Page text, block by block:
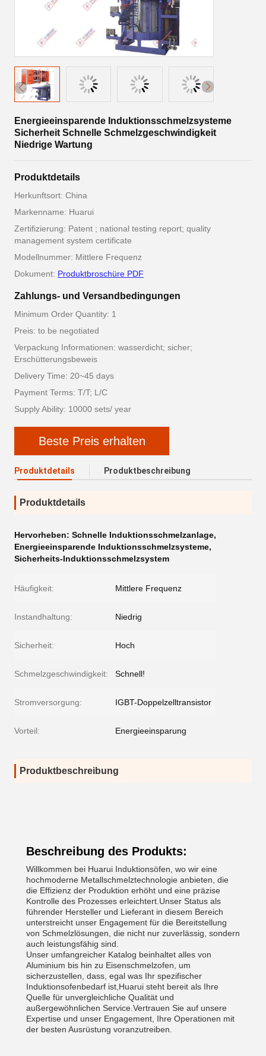
Energieeinsparende Induktionsschmelzsysteme
Sicherheit Schnelle Schmelzgeschwindigkeit
Niedrige Wartung
Produktdetails
Herkunftsort: China
Markenname: Huarui
Zertifizierung: Patent ; national testing report; quality
management system certificate
Modellnummer: Mittlere Frequenz
Dokument: Produktbroschüre PDF
Zahlungs- und Versandbedingungen
Minimum Order Quantity: 1
Preis: to be negotiated
Verpackung Informationen: wasserdicht; sicher;
Erschütterungsbeweis
Delivery Time: 20~45 days
Payment Terms: T/T; L/C
Supply Ability: 10000 sets/ year
Beste Preis erhalten
Produktdetails Produktbeschreibung
Produktdetails
Hervorheben: Schnelle Induktionsschmelzanlage,
Energieeinsparende Induktionsschmelzsysteme,
Sicherheits-Induktionsschmelzsystem
Häufigkeit: Mittlere Frequenz
Instandhaltung: Niedrig
Sicherheit: Hoch
Schmelzgeschwindigkeit: Schnell!
Stromversorgung: IGBT-Doppelzelltransistor
Vorteil: Energieeinsparung
Produktbeschreibung
Beschreibung des Produkts:
Willkommen bei Huarui Induktionsöfen, wo wir eine
hochmoderne Metallschmelztechnologie anbieten, die
die Effizienz der Produktion erhöht und eine präzise
Kontrolle des Prozesses erleichtert.Unser Status als
führender Hersteller und Lieferant in diesem Bereich
unterstreicht unser Engagement für die Bereitstellung
von Schmelzlösungen, die nicht nur zuverlässig, sondern
auch leistungsfähig sind.
Unser umfangreicher Katalog beinhaltet alles von
Aluminium bis hin zu Eisenschmelzofen, um
sicherzustellen, dass, egal was Ihr spezifischer
Induktionsofenbedarf ist,Huarui steht bereit als Ihre
Quelle für unvergleichliche Qualität und
außergewöhnlichen Service.Vertrauen Sie auf unsere
Expertise und unser Engagement, Ihre Operationen mit
der besten Ausrüstung voranzutreiben.